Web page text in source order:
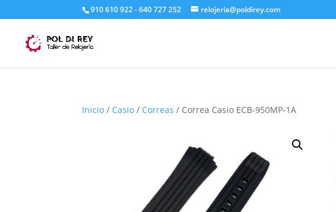
910 610 922 - 640 727 252 relojeria@poldirey.com
Inicio / Casio / Correas / Correa Casio ECB-950MP-1A